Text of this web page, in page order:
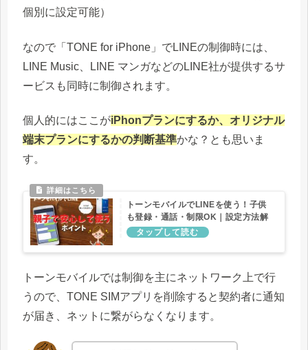
個別に設定可能）
なので「TONE for iPhone」でLINEの制御時には、
LINE Music、LINE マンガなどのLINE社が提供するサ
ービスも同時に制御されます。
個人的にはここがiPhonプランにするか、オリジナル
端末プランにするかの判断基準かな？とも思いま
す。
トーンモバイルでLINEを使う！子供
も登録・通話・制限OK｜設定方法解
説
トーンモバイルでは制御を主にネットワーク上で行
うので、TONE SIMアプリを削除すると契約者に通知
が届き、ネットに繋がらなくなります。